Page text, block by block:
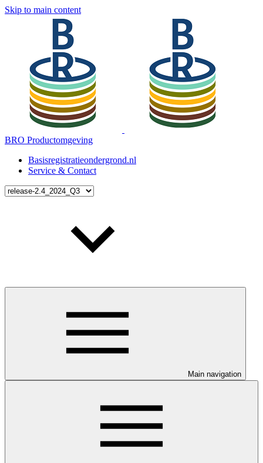
Skip to main content
BRO Productomgeving
Basisregistratieondergrond.nl
Service & Contact
Main navigation